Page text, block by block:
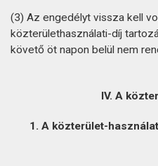
(3) Az engedélyt vissza kell
közterülethasználati-díj
követő öt napon belül nem
IV. A
1. A közterület-